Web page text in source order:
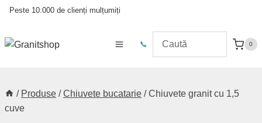
Skip
content
Peste 10.000 de clienți mulțumiți
📞️ 0
/ Produse / Chiuvete bucatarie / Chiuvete granit cu 1,5
cuve